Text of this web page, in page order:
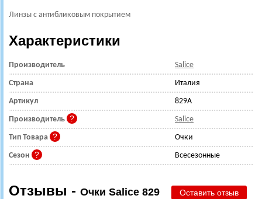
Линзы с антибликовым покрытием
Характеристики
Производитель Salice
Страна Италия
Артикул 829A
Производитель Salice
Тип Товара Очки
Сезон Всесезонные
Отзывы - Очки Salice 829 Оставить отзыв